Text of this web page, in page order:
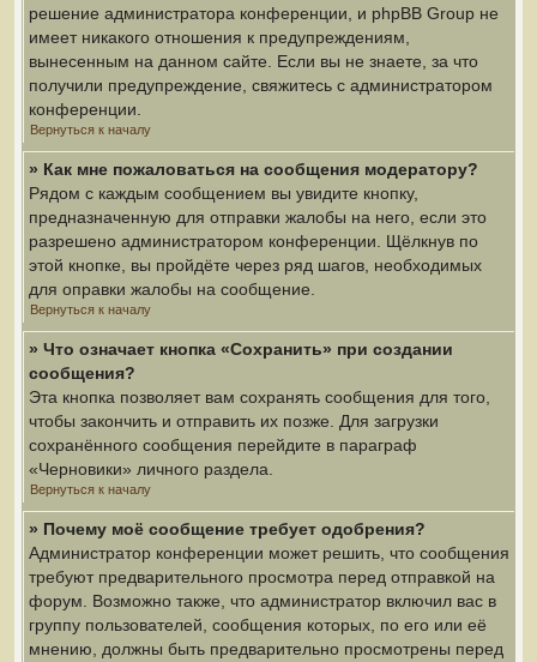
решение администратора конференции, и phpBB Group не
имеет никакого отношения к предупреждениям,
вынесенным на данном сайте. Если вы не знаете, за что
получили предупреждение, свяжитесь с администратором
конференции.
Вернуться к началу
» Как мне пожаловаться на сообщения модератору?
Рядом с каждым сообщением вы увидите кнопку,
предназначенную для отправки жалобы на него, если это
разрешено администратором конференции. Щёлкнув по
этой кнопке, вы пройдёте через ряд шагов, необходимых
для оправки жалобы на сообщение.
Вернуться к началу
» Что означает кнопка «Сохранить» при создании
сообщения?
Эта кнопка позволяет вам сохранять сообщения для того,
чтобы закончить и отправить их позже. Для загрузки
сохранённого сообщения перейдите в параграф
«Черновики» личного раздела.
Вернуться к началу
» Почему моё сообщение требует одобрения?
Администратор конференции может решить, что сообщения
требуют предварительного просмотра перед отправкой на
форум. Возможно также, что администратор включил вас в
группу пользователей, сообщения которых, по его или её
мнению, должны быть предварительно просмотрены перед